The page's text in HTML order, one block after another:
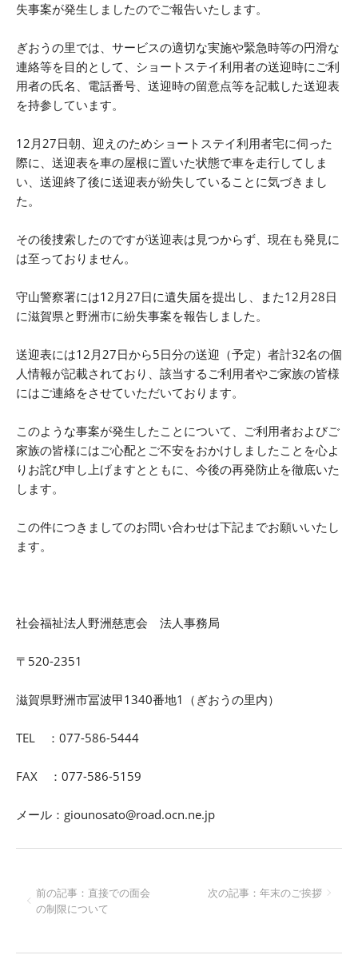
失事案が発生しましたのでご報告いたします。
ぎおうの里では、サービスの適切な実施や緊急時等の円滑な
連絡等を目的として、ショートステイ利用者の送迎時にご利
用者の氏名、電話番号、送迎時の留意点等を記載した送迎表
を持参しています。
12月27日朝、迎えのためショートステイ利用者宅に伺った
際に、送迎表を車の屋根に置いた状態で車を走行してしま
い、送迎終了後に送迎表が紛失していることに気づきまし
た。
その後捜索したのですが送迎表は見つからず、現在も発見に
は至っておりません。
守山警察署には12月27日に遺失届を提出し、また12月28日
に滋賀県と野洲市に紛失事案を報告しました。
送迎表には12月27日から5日分の送迎（予定）者計32名の個
人情報が記載されており、該当するご利用者やご家族の皆様
にはご連絡をさせていただいております。
このような事案が発生したことについて、ご利用者およびご
家族の皆様にはご心配とご不安をおかけしましたことを心よ
りお詫び申し上げますとともに、今後の再発防止を徹底いた
します。
この件につきましてのお問い合わせは下記までお願いいたし
ます。
社会福祉法人野洲慈恵会 法人事務局
〒520-2351
滋賀県野洲市冨波甲1340番地1（ぎおうの里内）
TEL ：077-586-5444
FAX ：077-586-5159
メール：giounosato@road.ocn.ne.jp
前の記事：直接での面会
の制限について
次の記事：年末のご挨拶